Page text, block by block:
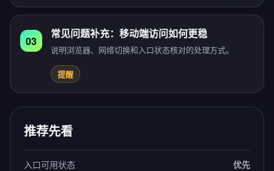
03
常见问题补充：移动端访问如何更稳
说明浏览器、网络切换和入口状态核对的处理方式。
提醒
推荐先看
入口可用状态 优先